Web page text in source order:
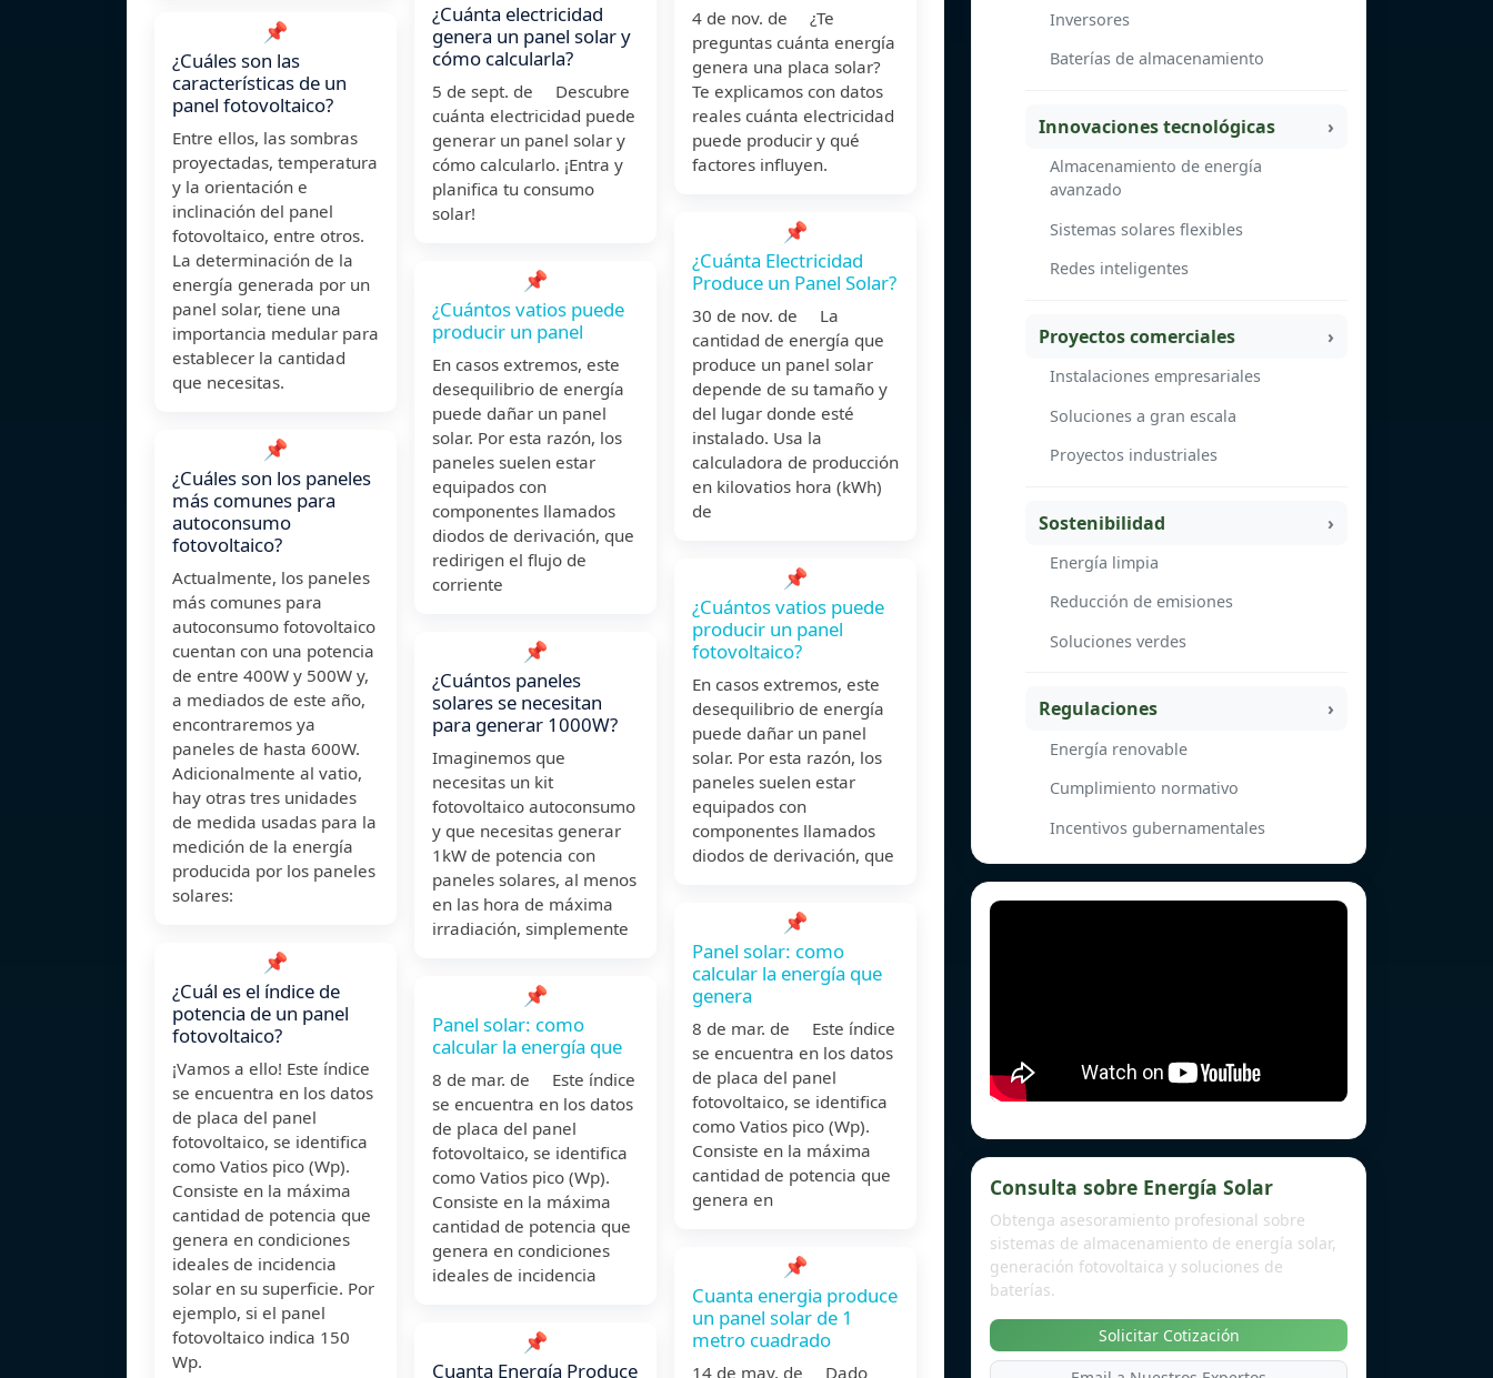
📌
¿Cuáles son las
características de un
panel fotovoltaico?
Entre ellos, las sombras
proyectadas, temperatura
y la orientación e
inclinación del panel
fotovoltaico, entre otros.
La determinación de la
energía generada por un
panel solar, tiene una
importancia medular para
establecer la cantidad
que necesitas.
📌
¿Cuáles son los paneles
más comunes para
autoconsumo
fotovoltaico?
Actualmente, los paneles
más comunes para
autoconsumo fotovoltaico
cuentan con una potencia
de entre 400W y 500W y,
a mediados de este año,
encontraremos ya
paneles de hasta 600W.
Adicionalmente al vatio,
hay otras tres unidades
de medida usadas para la
medición de la energía
producida por los paneles
solares:
📌
¿Cuál es el índice de
potencia de un panel
fotovoltaico?
¡Vamos a ello! Este índice
se encuentra en los datos
de placa del panel
fotovoltaico, se identifica
como Vatios pico (Wp).
Consiste en la máxima
cantidad de potencia que
genera en condiciones
ideales de incidencia
solar en su superficie. Por
ejemplo, si el panel
fotovoltaico indica 150
Wp.
¿Cuánta electricidad
genera un panel solar y
cómo calcularla?
5 de sept. de Descubre
cuánta electricidad puede
generar un panel solar y
cómo calcularlo. ¡Entra y
planifica tu consumo
solar!
📌
¿Cuántos vatios puede
producir un panel
En casos extremos, este
desequilibrio de energía
puede dañar un panel
solar. Por esta razón, los
paneles suelen estar
equipados con
componentes llamados
diodos de derivación, que
redirigen el flujo de
corriente
📌
¿Cuántos paneles
solares se necesitan
para generar 1000W?
Imaginemos que
necesitas un kit
fotovoltaico autoconsumo
y que necesitas generar
1kW de potencia con
paneles solares, al menos
en las hora de máxima
irradiación, simplemente
📌
Panel solar: como
calcular la energía que
8 de mar. de Este índice
se encuentra en los datos
de placa del panel
fotovoltaico, se identifica
como Vatios pico (Wp).
Consiste en la máxima
cantidad de potencia que
genera en condiciones
ideales de incidencia
📌
Cuanta Energía Produce
4 de nov. de ¿Te
preguntas cuánta energía
genera una placa solar?
Te explicamos con datos
reales cuánta electricidad
puede producir y qué
factores influyen.
📌
¿Cuánta Electricidad
Produce un Panel Solar?
30 de nov. de La
cantidad de energía que
produce un panel solar
depende de su tamaño y
del lugar donde esté
instalado. Usa la
calculadora de producción
en kilovatios hora (kWh)
de
📌
¿Cuántos vatios puede
producir un panel
fotovoltaico?
En casos extremos, este
desequilibrio de energía
puede dañar un panel
solar. Por esta razón, los
paneles suelen estar
equipados con
componentes llamados
diodos de derivación, que
📌
Panel solar: como
calcular la energía que
genera
8 de mar. de Este índice
se encuentra en los datos
de placa del panel
fotovoltaico, se identifica
como Vatios pico (Wp).
Consiste en la máxima
cantidad de potencia que
genera en
📌
Cuanta energia produce
un panel solar de 1
metro cuadrado
14 de may. de Dado
Inversores
Baterías de almacenamiento
Innovaciones tecnológicas
Almacenamiento de energía
avanzado
Sistemas solares flexibles
Redes inteligentes
Proyectos comerciales
Instalaciones empresariales
Soluciones a gran escala
Proyectos industriales
Sostenibilidad
Energía limpia
Reducción de emisiones
Soluciones verdes
Regulaciones
Energía renovable
Cumplimiento normativo
Incentivos gubernamentales
Consulta sobre Energía Solar
Obtenga asesoramiento profesional sobre
sistemas de almacenamiento de energía solar,
generación fotovoltaica y soluciones de
baterías.
Solicitar Cotización